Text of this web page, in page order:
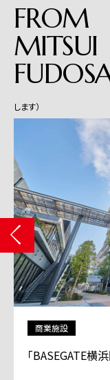
FROM
MITSUI
します）
商業施設
「BASEGATE横